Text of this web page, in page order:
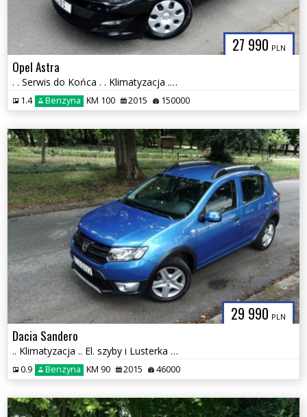
27 990 PLN
Opel Astra
. . Serwis do Końca . . Klimatyzacja . . Stan BDB . .
1.4 Benzyna KM 100 2015 150000
29 990 PLN
Dacia Sandero
.. Klimatyzacja .. El. szyby i Lusterka .. Tempomat ..
0.9 Benzyna KM 90 2015 46000